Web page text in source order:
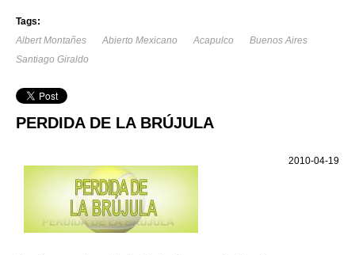
Tags:
Albert Montañes
Abierto Mexicano Acapulco
Buenos Aires
Santiago Giraldo
PERDIDA DE LA BRÚJULA
2010-04-19